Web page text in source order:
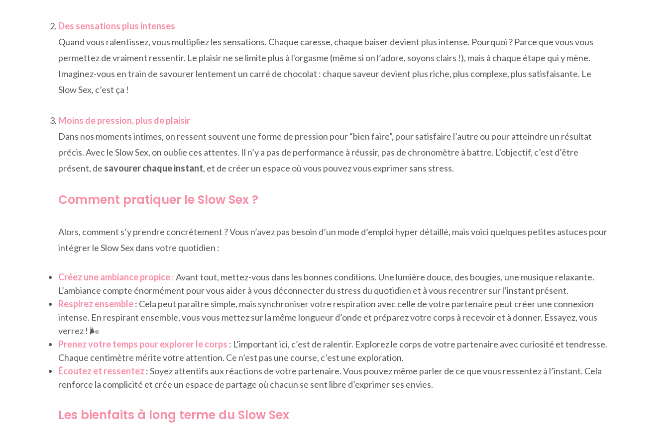
Des sensations plus intenses
Quand vous ralentissez, vous multipliez les sensations. Chaque caresse, chaque baiser devient plus intense. Pourquoi ? Parce que vous vous
permettez de vraiment ressentir. Le plaisir ne se limite plus à l'orgasme (même si on l’adore, soyons clairs !), mais à chaque étape qui y mène.
Imaginez-vous en train de savourer lentement un carré de chocolat : chaque saveur devient plus riche, plus complexe, plus satisfaisante. Le
Slow Sex, c’est ça !
Moins de pression, plus de plaisir
Dans nos moments intimes, on ressent souvent une forme de pression pour “bien faire”, pour satisfaire l’autre ou pour atteindre un résultat
précis. Avec le Slow Sex, on oublie ces attentes. Il n’y a pas de performance à réussir, pas de chronomètre à battre. L’objectif, c’est d’être
présent, de savourer chaque instant, et de créer un espace où vous pouvez vous exprimer sans stress.
Comment pratiquer le Slow Sex ?
Alors, comment s’y prendre concrètement ? Vous n’avez pas besoin d’un mode d’emploi hyper détaillé, mais voici quelques petites astuces pour
intégrer le Slow Sex dans votre quotidien :
Créez une ambiance propice:Avant tout, mettez-vous dans les bonnes conditions. Une lumière douce, des bougies, une musique relaxante.
L’ambiance compte énormément pour vous aider à vous déconnecter du stress du quotidien et à vous recentrer sur l’instant présent.
Respirez ensemble: Cela peut paraître simple, mais synchroniser votre respiration avec celle de votre partenaire peut créer une connexion
intense. En respirant ensemble, vous vous mettez sur la même longueur d’onde et préparez votre corps à recevoir et à donner. Essayez, vous
verrez ! 🌬️
Prenez votre temps pour explorer le corps : L’important ici, c’est de ralentir. Explorez le corps de votre partenaire avec curiosité et tendresse.
Chaque centimètre mérite votre attention. Ce n’est pas une course, c’est une exploration.
Écoutez et ressentez : Soyez attentifs aux réactions de votre partenaire. Vous pouvez même parler de ce que vous ressentez à l’instant. Cela
renforce la complicité et crée un espace de partage où chacun se sent libre d’exprimer ses envies.
Les bienfaits à long terme du Slow Sex